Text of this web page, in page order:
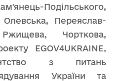
Подільського,
Переяслав-
Чорткова,
EGOV4UKRAINE,
з питань
України та